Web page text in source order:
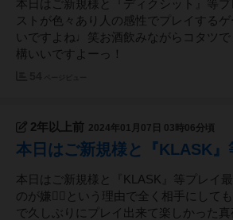
本日はご新規様と『ディクシット』等
ストが色々あり人の感性でプレイするゲ
いですよね♩笑お酒飲みながらコタツ
構いいですよーっ！
2年以上前 2024年01月07日 03時06分頃
本日はご新規様と『KLASK』
本日はご新規様と『KLASK』等プレイ
のが嫌🙅‍♀️という理由で全く相手にして
で久しぶりにプレイ出来て楽しかった